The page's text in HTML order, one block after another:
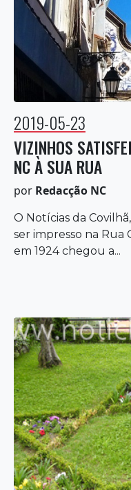
2019-05-23
VIZINHOS
NC À SUA RUA
por Redacção NC
O Notícias da
ser impresso na Rua
em 1924 chegou a...